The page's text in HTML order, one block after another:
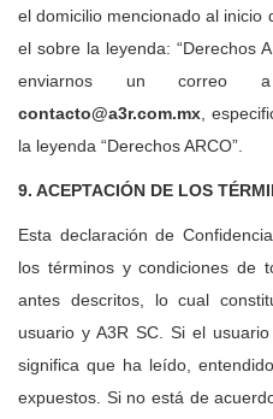
el domicilio mencionado al inicio
el sobre la leyenda: “Derechos
enviarnos un correo
contacto@a3r.com.mx ,
la leyenda “Derechos ARCO”.
9. ACEPTACIÓN DE LOS
Esta declaración de
los términos y condiciones de
antes descritos, lo cual
usuario y A3R SC. Si el
significa que ha leído,
expuestos. Si no está de